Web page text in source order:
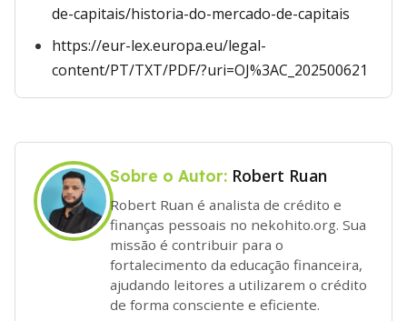
de-capitais/historia-do-mercado-de-capitais
https://eur-lex.europa.eu/legal-
content/PT/TXT/PDF/?uri=OJ%3AC_202500621
Sobre o Autor: Robert Ruan
Robert Ruan é analista de crédito e
finanças pessoais no nekohito.org. Sua
missão é contribuir para o
fortalecimento da educação financeira,
ajudando leitores a utilizarem o crédito
de forma consciente e eficiente.